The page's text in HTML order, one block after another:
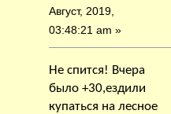
Август, 2019,
03:48:21 am »
Не спится! Вчера
было +30,ездили
купаться на лесное